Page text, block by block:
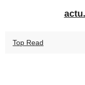
Top Read